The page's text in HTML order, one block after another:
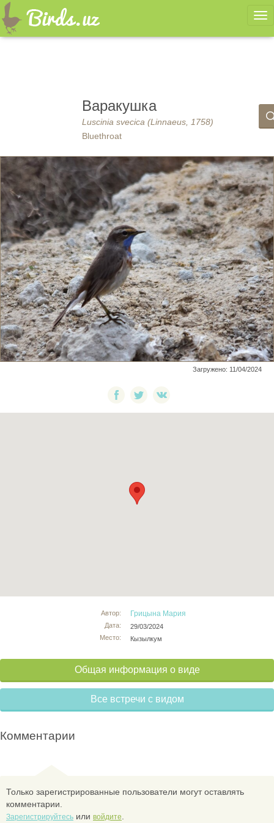
Варакушка
Luscinia svecica (Linnaeus, 1758)
Bluethroat
Загружено: 11/04/2024
Автор:
Дата:
Место:
Грицына Мария
29/03/2024
Кызылкум
Общая информация о виде
Все встречи с видом
Комментарии
Только зарегистрированные пользователи могут оставлять
комментарии.
Зарегистрируйтесь или войдите